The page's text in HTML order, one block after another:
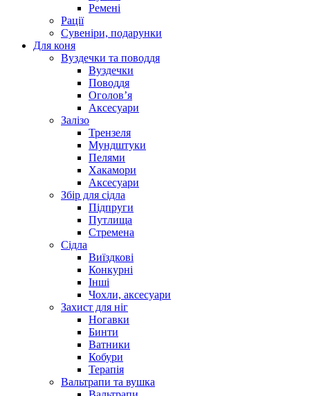
Ремені
Рації
Сувеніри, подарунки
Для коня
Вуздечки та поводдя
Вуздечки
Поводдя
Оголов’я
Аксесуари
Залізо
Трензеля
Мундштуки
Пелями
Хакамори
Аксесуари
Збір для сідла
Підпруги
Путлища
Стремена
Сідла
Виїздкові
Конкурні
Інші
Чохли, аксесуари
Захист для ніг
Ногавки
Бинти
Ватники
Кобури
Терапія
Вальтрапи та вушка